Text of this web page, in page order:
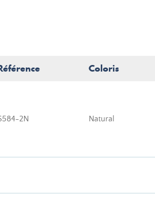
Coloris
2N Natural